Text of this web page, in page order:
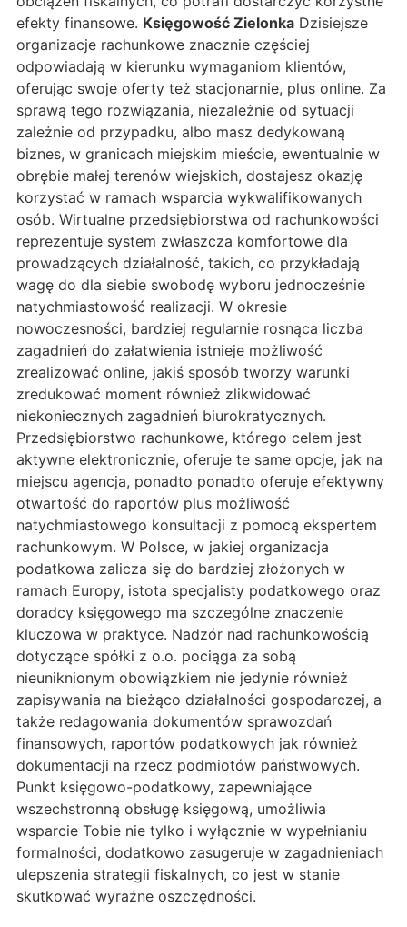
efekty finansowe. Księgowość Zielonka Dzisiejsze
organizacje rachunkowe znacznie częściej
odpowiadają w kierunku wymaganiom klientów,
oferując swoje oferty też stacjonarnie, plus online. Za
sprawą tego rozwiązania, niezależnie od sytuacji
zależnie od przypadku, albo masz dedykowaną
biznes, w granicach miejskim mieście, ewentualnie w
obrębie małej terenów wiejskich, dostajesz okazję
korzystać w ramach wsparcia wykwalifikowanych
osób. Wirtualne przedsiębiorstwa od rachunkowości
reprezentuje system zwłaszcza komfortowe dla
prowadzących działalność, takich, co przykładają
wagę do dla siebie swobodę wyboru jednocześnie
natychmiastowość realizacji. W okresie
nowoczesności, bardziej regularnie rosnąca liczba
zagadnień do załatwienia istnieje możliwość
zrealizować online, jakiś sposób tworzy warunki
zredukować moment również zlikwidować
niekoniecznych zagadnień biurokratycznych.
Przedsiębiorstwo rachunkowe, którego celem jest
aktywne elektronicznie, oferuje te same opcje, jak na
miejscu agencja, ponadto ponadto oferuje efektywny
otwartość do raportów plus możliwość
natychmiastowego konsultacji z pomocą ekspertem
rachunkowym. W Polsce, w jakiej organizacja
podatkowa zalicza się do bardziej złożonych w
ramach Europy, istota specjalisty podatkowego oraz
doradcy księgowego ma szczególne znaczenie
kluczowa w praktyce. Nadzór nad rachunkowością
dotyczące spółki z o.o. pociąga za sobą
nieuniknionym obowiązkiem nie jedynie również
zapisywania na bieżąco działalności gospodarczej, a
także redagowania dokumentów sprawozdań
finansowych, raportów podatkowych jak również
dokumentacji na rzecz podmiotów państwowych.
Punkt księgowo-podatkowy, zapewniające
wszechstronną obsługę księgową, umożliwia
wsparcie Tobie nie tylko i wyłącznie w wypełnianiu
formalności, dodatkowo zasugeruje w zagadnieniach
ulepszenia strategii fiskalnych, co jest w stanie
skutkować wyraźne oszczędności.